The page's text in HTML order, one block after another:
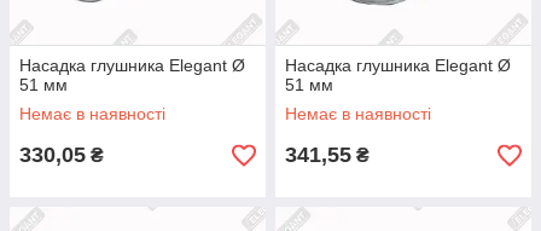
Насадка глушника Elegant Ø
51 мм
Немає в наявності
330,05 ₴
Насадка глушника Elegant Ø
51 мм
Немає в наявності
341,55 ₴